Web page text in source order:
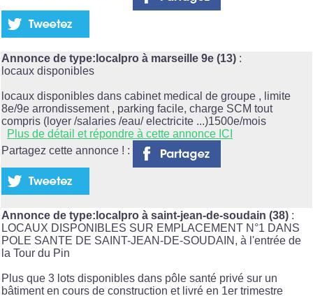
Annonce de type:localpro à marseille 9e (13) :
locaux disponibles
locaux disponibles dans cabinet medical de groupe , limite
8e/9e arrondissement , parking facile, charge SCM tout
compris (loyer /salaries /eau/ electricite ...)1500e/mois
Plus de détail et répondre à cette annonce ICI
Partagez cette annonce ! :
Annonce de type:localpro à saint-jean-de-soudain (38) :
LOCAUX DISPONIBLES SUR EMPLACEMENT N°1 DANS
POLE SANTE DE SAINT-JEAN-DE-SOUDAIN, à l'entrée de
la Tour du Pin
Plus que 3 lots disponibles dans pôle santé privé sur un
bâtiment en cours de construction et livré en 1er trimestre